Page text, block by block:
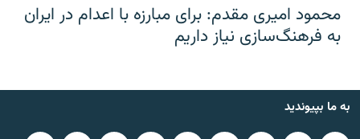
محمود امیری مقدم: برای مبارزه با اعدام در ایران
به فرهنگ‌سازی نیاز داریم
به ما بپیوندید